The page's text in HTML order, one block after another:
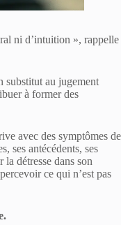
ni d’intuition », rappelle
substitut au jugement
à former des
avec des symptômes de
ses antécédents, ses
détresse dans son
ce qui n’est pas